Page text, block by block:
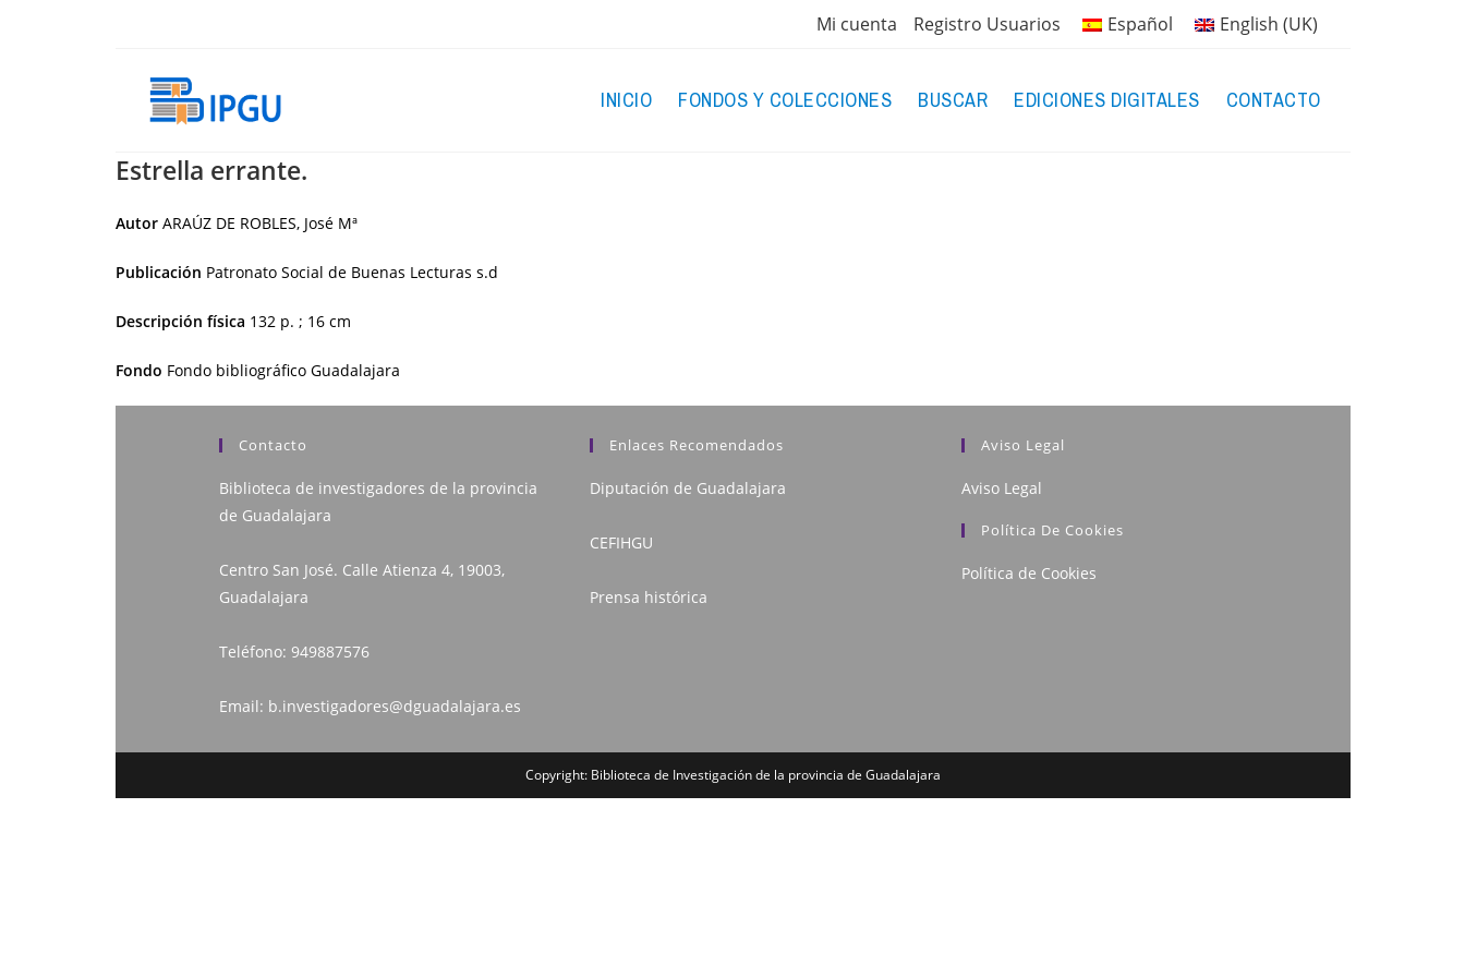
Mi cuenta Registro Usuarios Español English (UK)
INICIO FONDOS Y COLECCIONES BUSCAR EDICIONES DIGITALES CONTACTO
Estrella errante.
Autor ARAÚZ DE ROBLES, José Mª
Publicación Patronato Social de Buenas Lecturas s.d
Descripción física 132 p. ; 16 cm
Fondo Fondo bibliográfico Guadalajara
Contacto
Biblioteca de investigadores de la provincia
de Guadalajara
Centro San José. Calle Atienza 4, 19003,
Guadalajara
Teléfono: 949887576
Email: b.investigadores@dguadalajara.es
Enlaces Recomendados
Diputación de Guadalajara
CEFIHGU
Prensa histórica
Aviso Legal
Aviso Legal
Política De Cookies
Política de Cookies
Copyright: Biblioteca de Investigación de la provincia de Guadalajara